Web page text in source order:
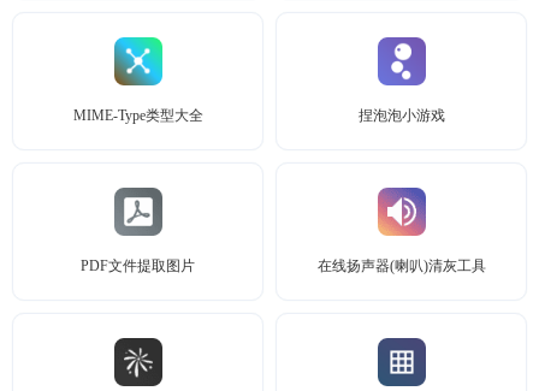
MIME-Type类型大全 捏泡泡小游戏
PDF文件提取图片 在线扬声器(喇叭)清灰工具